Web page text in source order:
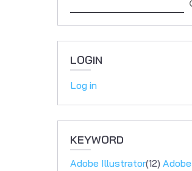
LOGIN
Log in
KEYWORD
Adobe Illustrator(12) Adobe